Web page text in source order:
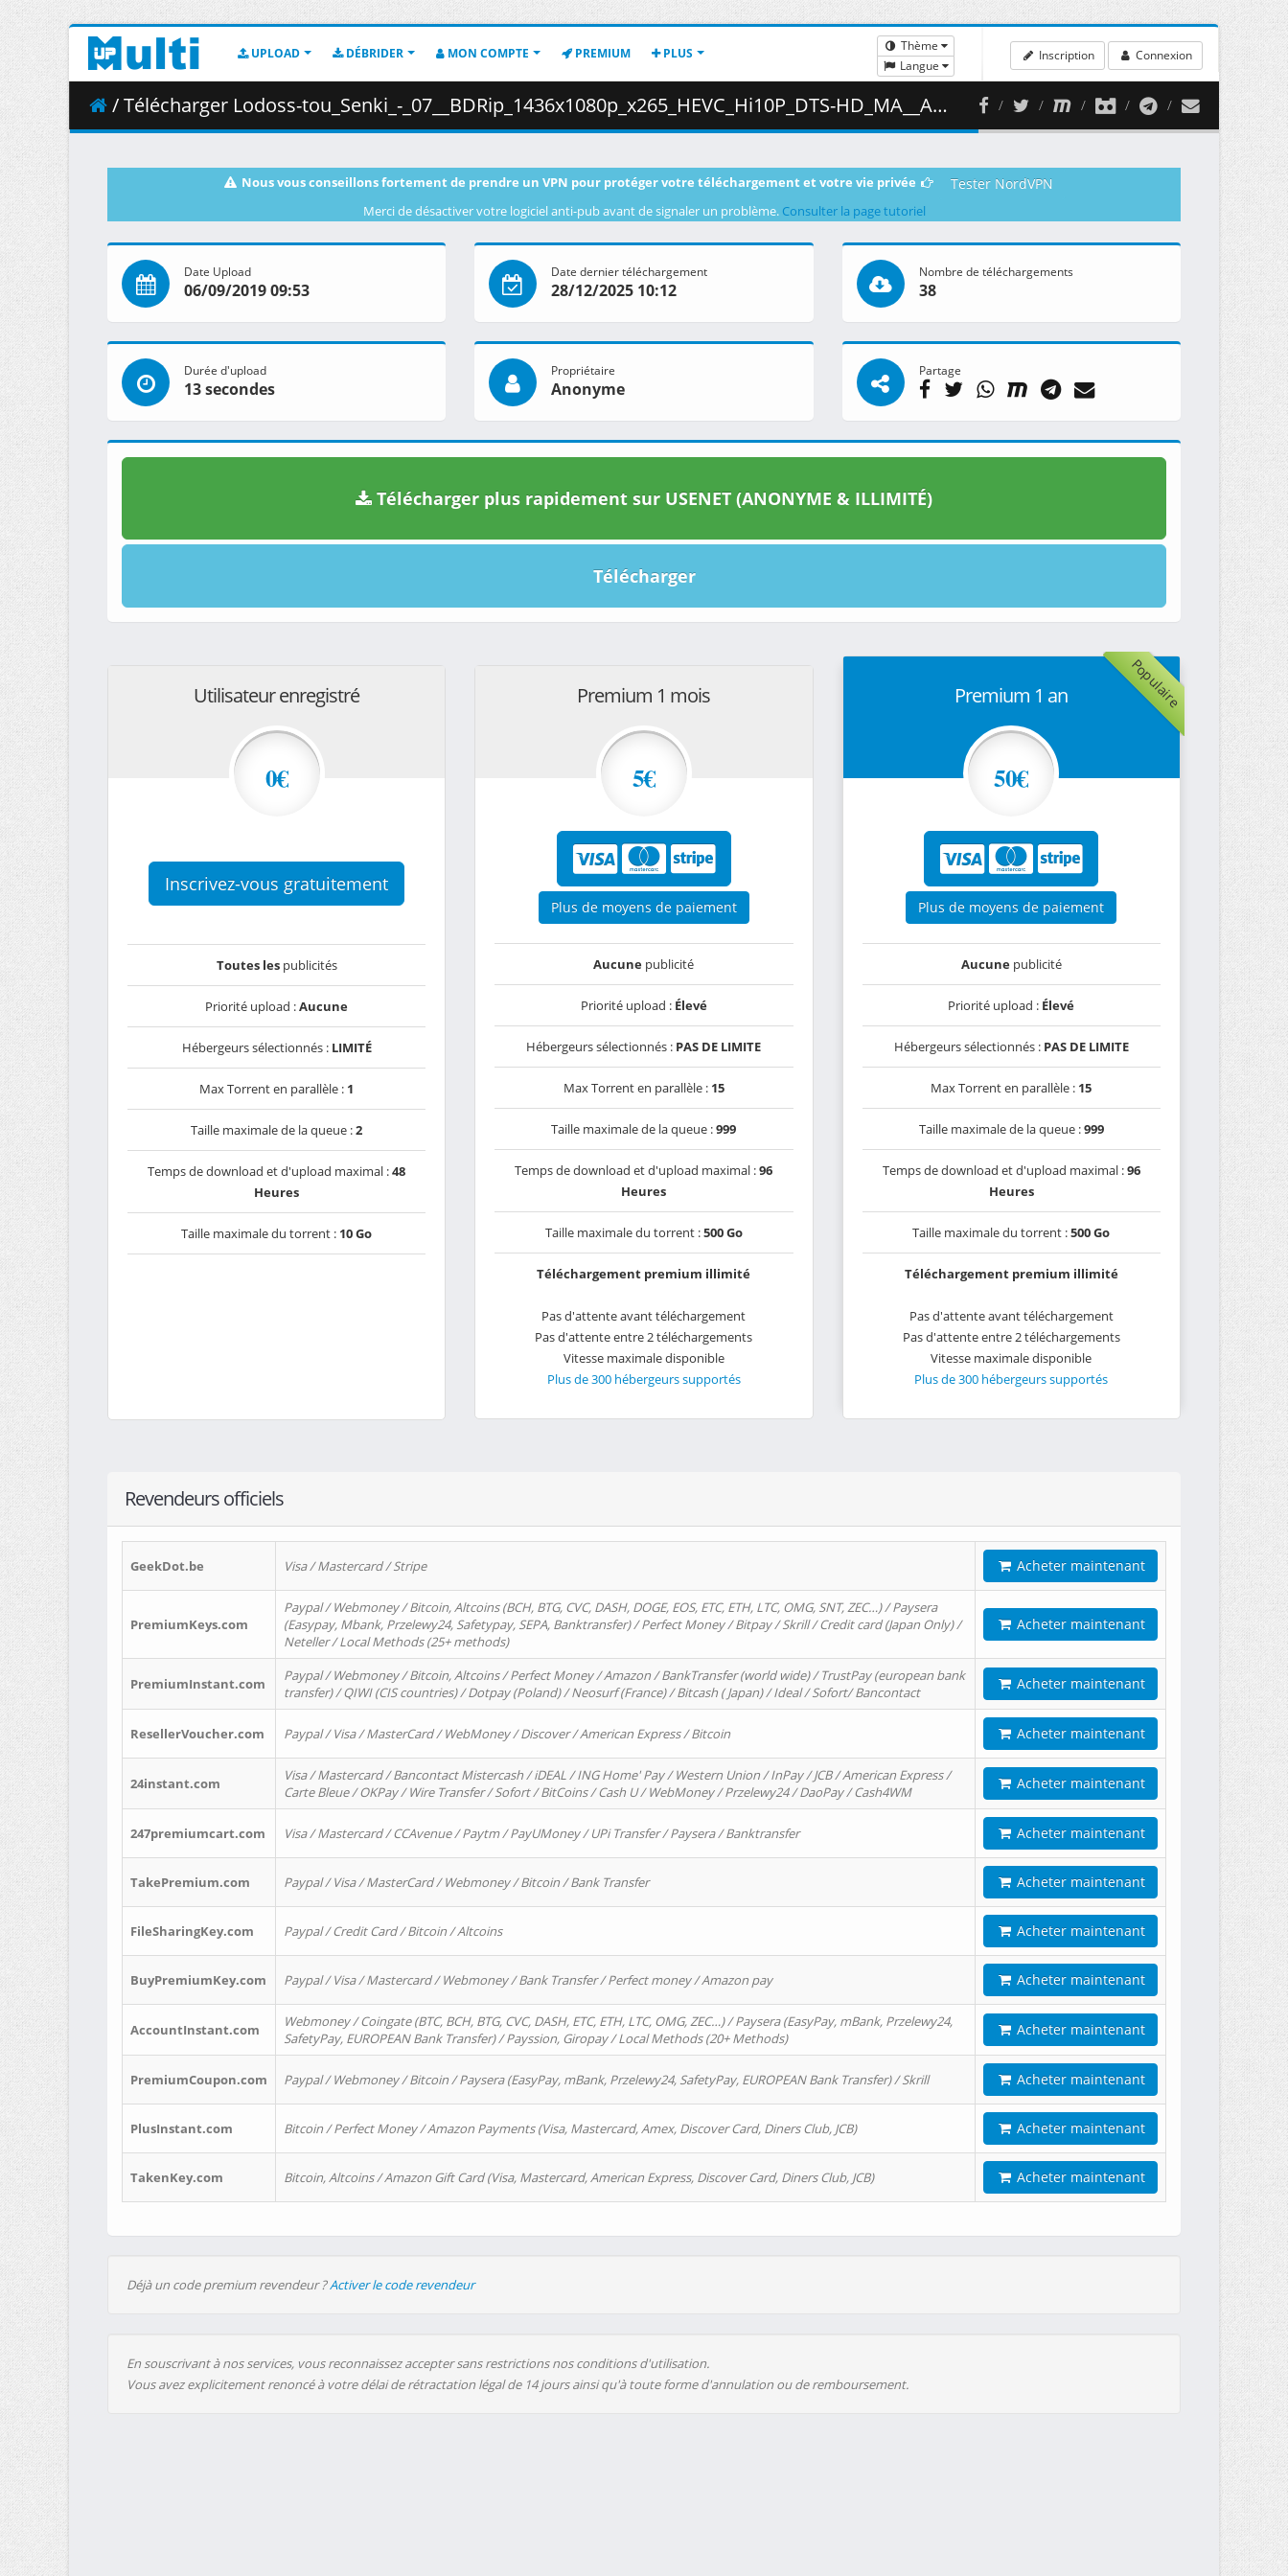
UPLOAD DÉBRIDER MON COMPTE PREMIUM PLUS
Thème
Langue
Inscription Connexion
/ Télécharger Lodoss-tou_Senki_-_07__BDRip_1436x1080p_x265_HEVC_Hi10P_DTS-HD_MA__AC3__Dual_Audio__sxales_.mkv.001 ( 254.81 MB )
Nous vous conseillons fortement de prendre un VPN pour protéger votre téléchargement et votre vie privée Tester NordVPN
Merci de désactiver votre logiciel anti-pub avant de signaler un problème. Consulter la page tutoriel
Date Upload
06/09/2019 09:53
Date dernier téléchargement
28/12/2025 10:12
Nombre de téléchargements
38
Durée d'upload
13 secondes
Propriétaire
Anonyme
Partage
Télécharger plus rapidement sur USENET (ANONYME & ILLIMITÉ)
Télécharger
Utilisateur enregistré
0€
Inscrivez-vous gratuitement
Toutes lespublicités
Priorité upload :Aucune
Hébergeurs sélectionnés : LIMITÉ
Max Torrent en parallèle : 1
Taille maximale de la queue :2
Temps de download et d'upload maximal :48
Heures
Taille maximale du torrent : 10 Go
Premium 1 mois
5€
Plus de moyens de paiement
Aucune publicité
Priorité upload : Élevé
Hébergeurs sélectionnés : PAS DE LIMITE
Max Torrent en parallèle : 15
Taille maximale de la queue :999
Temps de download et d'upload maximal :96
Heures
Taille maximale du torrent :500 Go
Téléchargement premium illimité
Pas d'attente avant téléchargement
Pas d'attente entre 2 téléchargements
Vitesse maximale disponible
Plus de 300 hébergeurs supportés
Populaire
Premium 1 an
50€
Plus de moyens de paiement
Aucunepublicité
Priorité upload : Élevé
Hébergeurs sélectionnés : PAS DE LIMITE
Max Torrent en parallèle : 15
Taille maximale de la queue :999
Temps de download et d'upload maximal :96
Heures
Taille maximale du torrent :500 Go
Téléchargement premium illimité
Pas d'attente avant téléchargement
Pas d'attente entre 2 téléchargements
Vitesse maximale disponible
Plus de 300 hébergeurs supportés
Revendeurs officiels
GeekDot.be Visa / Mastercard / Stripe Acheter maintenant
PremiumKeys.com
Paypal / Webmoney / Bitcoin, Altcoins (BCH, BTG, CVC, DASH, DOGE, EOS, ETC, ETH, LTC, OMG, SNT, ZEC…) / Paysera
(Easypay, Mbank, Przelewy24, Safetypay, SEPA, Banktransfer) / Perfect Money / Bitpay / Skrill / Credit card (Japan Only) /
Neteller / Local Methods (25+ methods)
Acheter maintenant
PremiumInstant.com
Paypal / Webmoney / Bitcoin, Altcoins / Perfect Money / Amazon / BankTransfer (world wide) / TrustPay (european bank
transfer) / QIWI (CIS countries) / Dotpay (Poland) / Neosurf (France) / Bitcash ( Japan) / Ideal / Sofort/ Bancontact
Acheter maintenant
ResellerVoucher.com Paypal / Visa / MasterCard / WebMoney / Discover / American Express / Bitcoin Acheter maintenant
24instant.com
Visa / Mastercard / Bancontact Mistercash / iDEAL / ING Home' Pay / Western Union / InPay / JCB / American Express /
Carte Bleue / OKPay / Wire Transfer / Sofort / BitCoins / Cash U / WebMoney / Przelewy24 / DaoPay / Cash4WM
Acheter maintenant
247premiumcart.com Visa / Mastercard / CCAvenue / Paytm / PayUMoney / UPi Transfer / Paysera / Banktransfer Acheter maintenant
TakePremium.com Paypal / Visa / MasterCard / Webmoney / Bitcoin / Bank Transfer Acheter maintenant
FileSharingKey.com Paypal / Credit Card / Bitcoin / Altcoins Acheter maintenant
BuyPremiumKey.com Paypal / Visa / Mastercard / Webmoney / Bank Transfer / Perfect money / Amazon pay Acheter maintenant
AccountInstant.com
Webmoney / Coingate (BTC, BCH, BTG, CVC, DASH, ETC, ETH, LTC, OMG, ZEC…) / Paysera (EasyPay, mBank, Przelewy24,
SafetyPay, EUROPEAN Bank Transfer) / Payssion, Giropay / Local Methods (20+ Methods)
Acheter maintenant
PremiumCoupon.com Paypal / Webmoney / Bitcoin / Paysera (EasyPay, mBank, Przelewy24, SafetyPay, EUROPEAN Bank Transfer) / Skrill Acheter maintenant
PlusInstant.com Bitcoin / Perfect Money / Amazon Payments (Visa, Mastercard, Amex, Discover Card, Diners Club, JCB) Acheter maintenant
TakenKey.com Bitcoin, Altcoins / Amazon Gift Card (Visa, Mastercard, American Express, Discover Card, Diners Club, JCB) Acheter maintenant
Déjà un code premium revendeur ?Activer le code revendeur
En souscrivant à nos services, vous reconnaissez accepter sans restrictions nos conditions d'utilisation.
Vous avez explicitement renoncé à votre délai de rétractation légal de 14 jours ainsi qu'à toute forme d'annulation ou de remboursement.